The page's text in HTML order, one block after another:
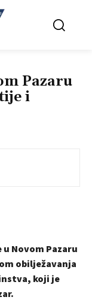
Pazaru
i
Novom Pazaru
obilježavanja
koji je